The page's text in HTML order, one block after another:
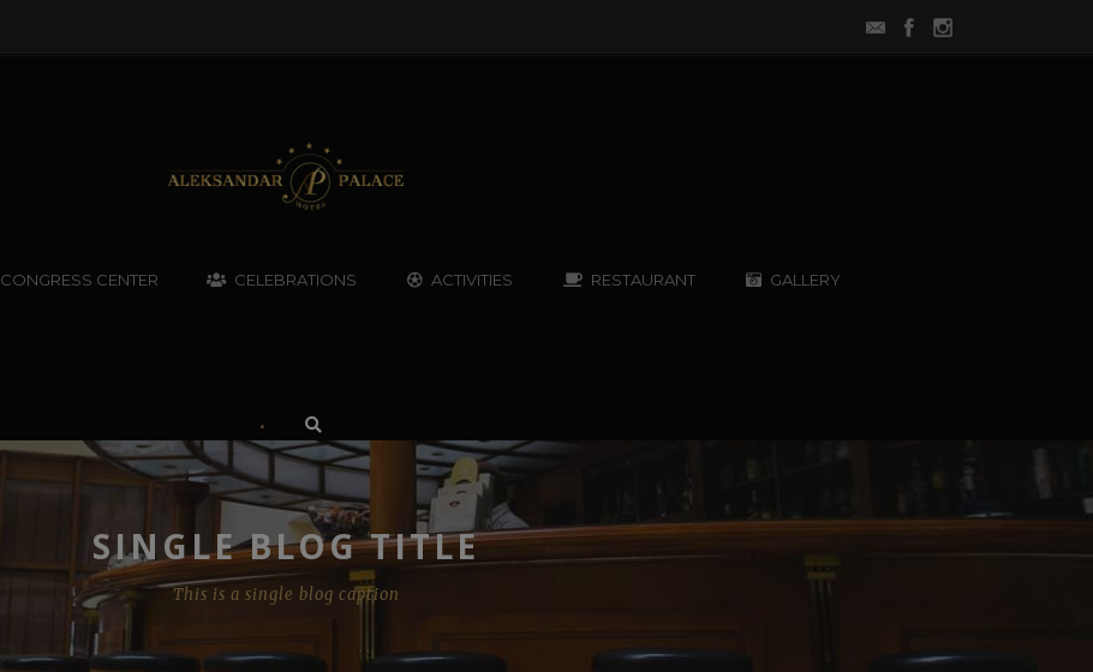
CONGRESS CENTER CELEBRATIONS ACTIVITIES RESTAURANT GALLERY
•
SINGLE BLOG TITLE
This is a single blog caption